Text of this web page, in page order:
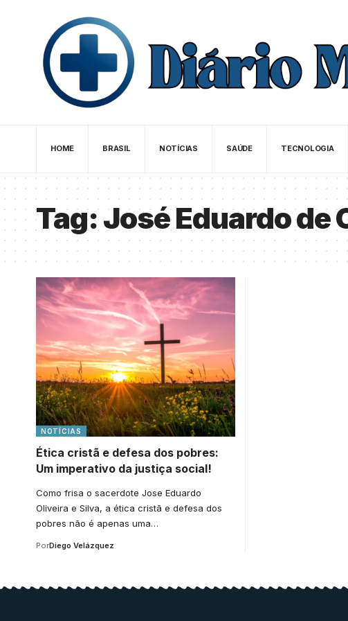
HOME BRASIL NOTÍCIAS SAÚDE TECNOLOGIA
Tag:José Eduardo de
NOTÍCIAS
Ética cristã e defesa dos pobres:
Um imperativo da justiça social!
Como frisa o sacerdote Jose Eduardo
Oliveira e Silva, a ética cristã e defesa dos
pobres não é apenas uma…
PorDiego Velázquez